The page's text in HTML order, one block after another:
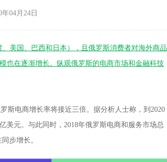
年04月24日
美国、巴西和日本），且俄罗斯消费者对海外商品
也在逐渐增长。纵观俄罗斯的电商市场和金融科技
斯电商增长率将接近三倍。据分析人士称，到2020
美元。与此同时，2018年俄罗斯电商和服务市场总
步增长。